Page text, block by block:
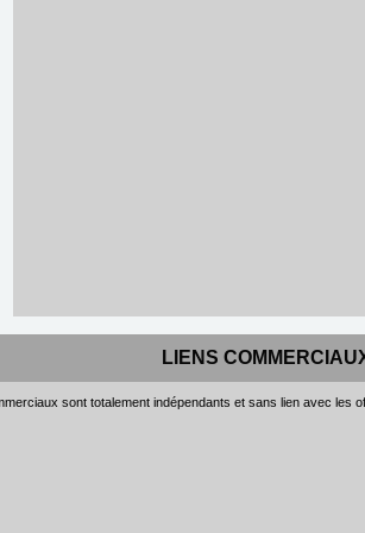
LIENS
sont totalement indépendants et sans lien avec les